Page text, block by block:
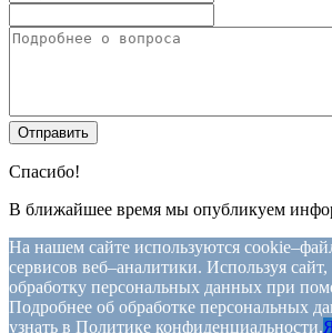
Спасибо!
В ближайшее время мы опубликуем
На нашем сайте используются
сервисов веб–аналитики. Используя
обработку персональных данных при
Подробнее об обработке персональных
узнать в Политике конфиденциальности.